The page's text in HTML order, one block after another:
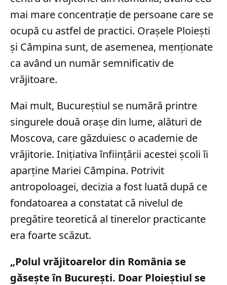
mai mare concentrație de persoane care se
ocupă cu astfel de practici. Orașele Ploiești
și Câmpina sunt, de asemenea, menționate
ca având un număr semnificativ de
vrăjitoare.
Mai mult, Bucureștiul se numără printre
singurele două orașe din lume, alături de
Moscova, care găzduiesc o academie de
vrăjitorie. Inițiativa înființării acestei școli îi
aparține Mariei Câmpina. Potrivit
antropoloagei, decizia a fost luată după ce
fondatoarea a constatat că nivelul de
pregătire teoretică al tinerelor practicante
era foarte scăzut.
„Polul vrăjitoarelor din România se
găseşte în Bucureşti. Doar Ploieştiul se